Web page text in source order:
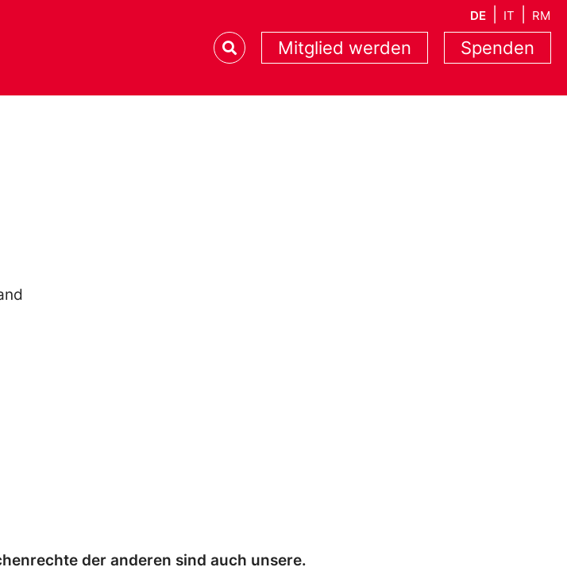
DE IT RM
Mitglied werden Spenden
der anderen sind auch unsere.